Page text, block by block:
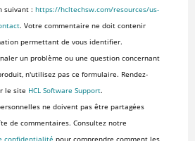
suivant : https://hcltechsw.com/resources/us-
. Votre commentaire ne doit contenir
permettant de vous identifier.
un problème ou une question concernant
n'utilisez pas ce formulaire. Rendez-
le site HCL Software Support.
ne doivent pas être partagées
de commentaires. Consultez notre